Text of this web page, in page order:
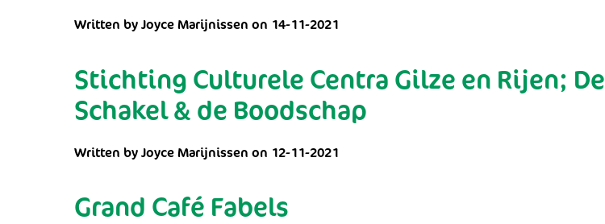
Written by Joyce Marijnissen on 14-11-2021
Stichting Culturele Centra Gilze en Rijen; De
Schakel & de Boodschap
Written by Joyce Marijnissen on 12-11-2021
Grand Café Fabels